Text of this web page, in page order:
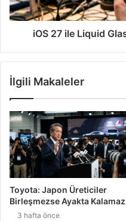
iOS 27 ile Liquid
İlgili Makaleler
Toyota: Japon Üreticiler
Birleşmezse Ayakta Kalamaz
3 hafta önce